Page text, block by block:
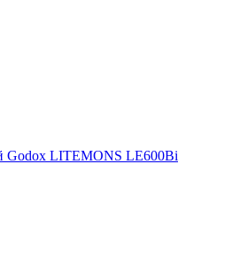
Godox LITEMONS LE600Bi